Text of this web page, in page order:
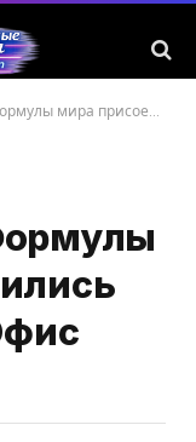
еще 16 стран — Офис Президента